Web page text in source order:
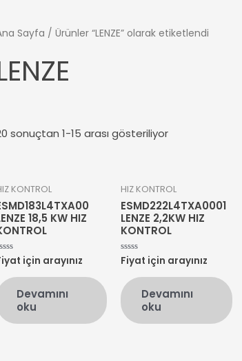
Sayfa / Ürünler “LENZE” olarak etiketlendi
sonuçtan 1-15 arası gösteriliyor
KONTROL
18,5 KW HIZ
üzerinden
oy
için arayınız
Devamını
oku
HIZ KONTROL
ESMD222L4TXA0001
LENZE 2,2KW HIZ
KONTROL
5
üzerinden
oy
aldı
Fiyat için arayınız
Devamını
oku